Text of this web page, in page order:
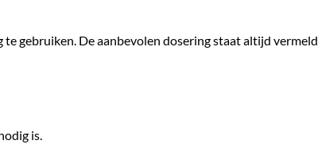
gebruiken. De aanbevolen dosering staat altijd
is.